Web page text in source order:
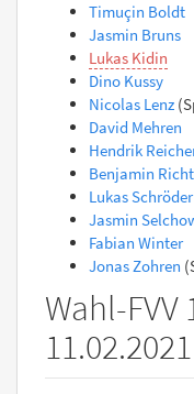
Timuçin Boldt
Jasmin Bruns
Lukas Kidin
Dino Kussy
Nicolas Lenz
David Mehren
Hendrik
Benjamin
Lukas Schröder
Jasmin
Fabian Winter
Jonas Zohren
Wahl-FVV
11.02.2021